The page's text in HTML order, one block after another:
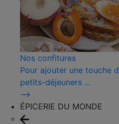
Nos confitures
Pour ajouter une touche
petits-déjeuners ...
⟶
ÉPICERIE DU MONDE